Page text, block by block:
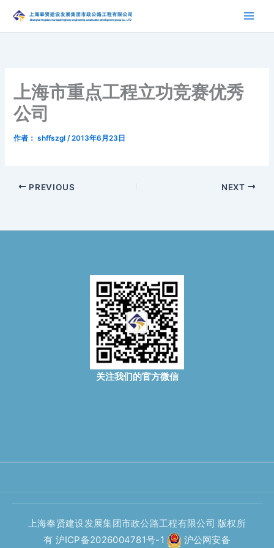
内
上海市重点工程立功竞赛优秀
公司
作者： shffszgl/2013年6月23日
PREVIOUS NEXT
关注我们的官方微信
上海奉贤建设发展集团市政公路工程有限公司 版权所
有 沪ICP备2026004781号-1 沪公网安备